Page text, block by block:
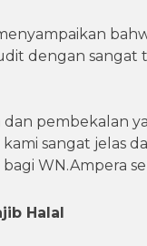
dengan
dan pembekalan
sangat jelas
WN.Ampera
Halal